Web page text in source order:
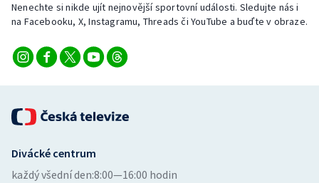
Nenechte si nikde ujít nejnovější sportovní události. Sledujte nás i
na Facebooku, X, Instagramu, Threads či YouTube a buďte v obraze.
Divácké centrum
každý všední den:8:00—16:00 hodin